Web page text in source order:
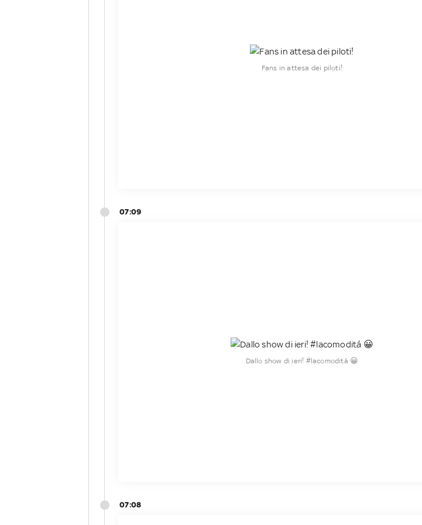
Fans in attesa dei piloti!
07:09
Dallo show di ieri! #lacomoditá 😀
07:08